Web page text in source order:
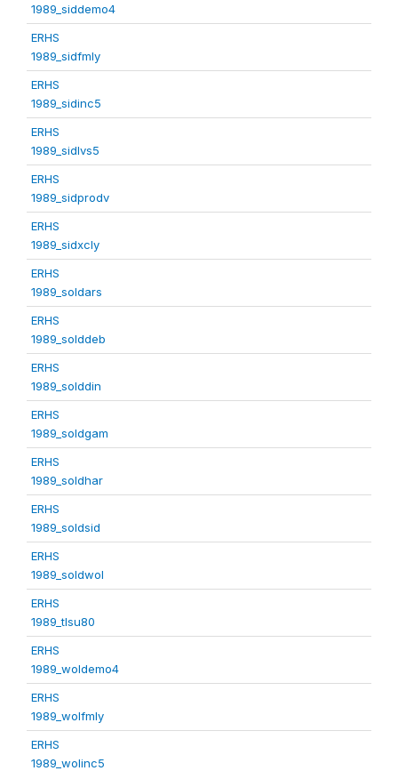
1989_siddemo4
ERHS
1989_sidfmly
ERHS
1989_sidinc5
ERHS
1989_sidlvs5
ERHS
1989_sidprodv
ERHS
1989_sidxcly
ERHS
1989_soldars
ERHS
1989_solddeb
ERHS
1989_solddin
ERHS
1989_soldgam
ERHS
1989_soldhar
ERHS
1989_soldsid
ERHS
1989_soldwol
ERHS
1989_tlsu80
ERHS
1989_woldemo4
ERHS
1989_wolfmly
ERHS
1989_wolinc5